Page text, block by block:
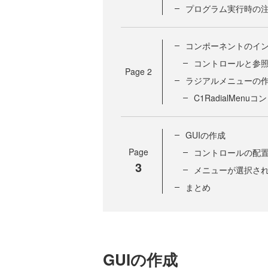
プログラム実行時の
Page 2
コンポーネントのイ
コントロールと参
ラジアルメニューの
C1RadialMenuコ
Page
3
GUIの作成
コントロールの配
メニューが選択さ
まとめ
GUIの作成